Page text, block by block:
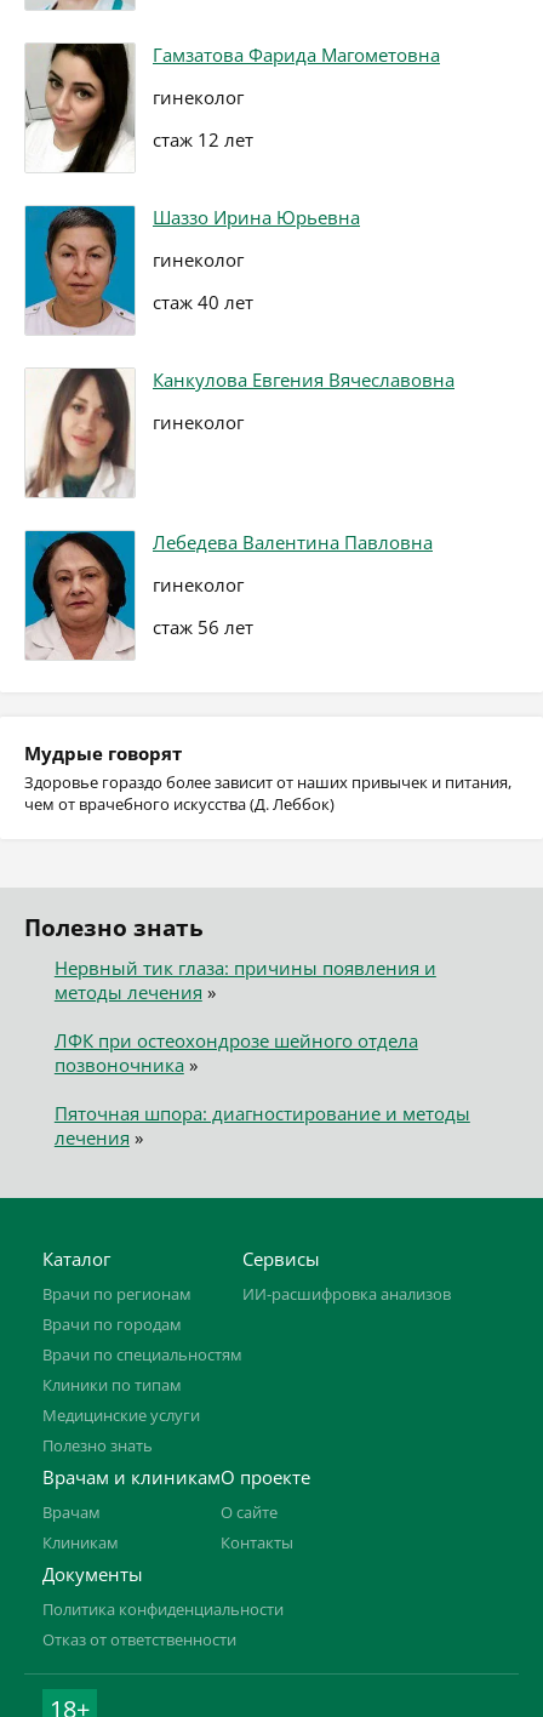
Гамзатова Фарида Магометовна
гинеколог
стаж 12 лет
Шаззо Ирина Юрьевна
гинеколог
стаж 40 лет
Канкулова Евгения Вячеславовна
гинеколог
Лебедева Валентина Павловна
гинеколог
стаж 56 лет
Мудрые говорят
Здоровье гораздо более зависит от наших привычек и питания,
чем от врачебного искусства (Д. Леббок)
Полезно знать
Нервный тик глаза: причины появления и
методы лечения »
ЛФК при остеохондрозе шейного отдела
позвоночника»
Пяточная шпора: диагностирование и методы
лечения »
Каталог
Врачи по регионам
Врачи по городам
Врачи по специальностям
Клиники по типам
Медицинские услуги
Полезно знать
Сервисы
ИИ-расшифровка анализов
Врачам и клиникам
Врачам
Клиникам
О проекте
О сайте
Контакты
Документы
Политика конфиденциальности
Отказ от ответственности
18+